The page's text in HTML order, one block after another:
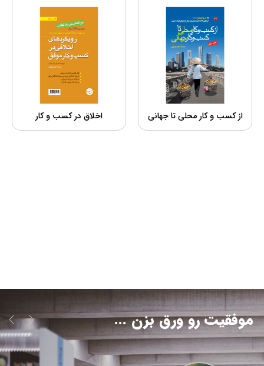
از کسب و کار محلی تا جهانی اخلاق در کسب و کار
موفقیت رو ورق بزن ...